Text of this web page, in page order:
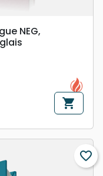
NEG,
shopping_cart
favorite_border